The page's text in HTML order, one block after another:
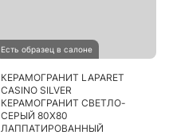
Есть образец в салоне
КЕРАМОГРАНИТ LAPARET
CASINO SILVER
КЕРАМОГРАНИТ СВЕТЛО-
СЕРЫЙ 80X80
ЛАППАТИРОВАННЫЙ